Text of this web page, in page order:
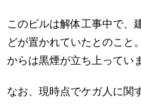
このビルは解体工事中で、
どが置かれていたとのこと
からは黒煙が立ち上ってい
なお、現時点でケガ人に関